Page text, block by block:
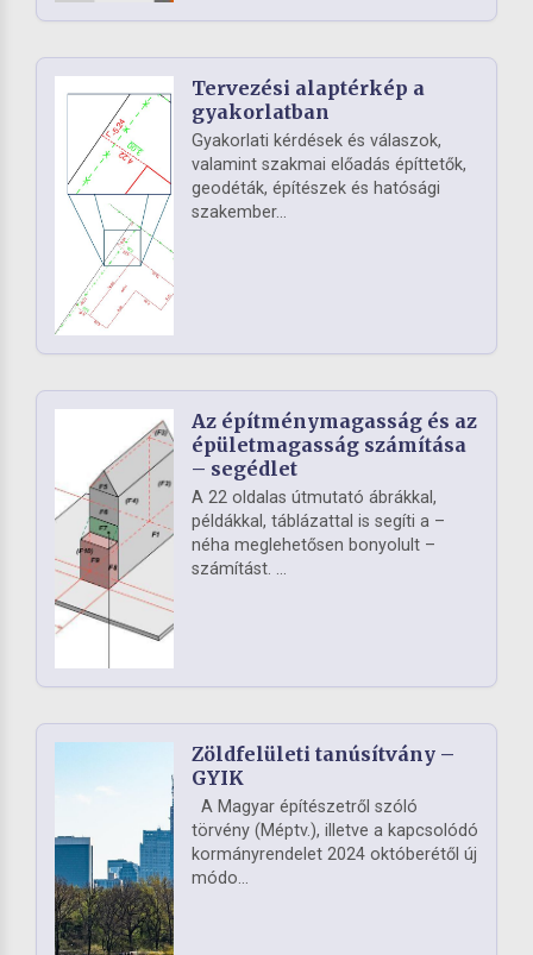
Tervezési alaptérkép a
gyakorlatban
Gyakorlati kérdések és válaszok,
valamint szakmai előadás építtetők,
geodéták, építészek és hatósági
szakember...
Az építménymagasság és az
épületmagasság számítása
– segédlet
A 22 oldalas útmutató ábrákkal,
példákkal, táblázattal is segíti a –
néha meglehetősen bonyolult –
számítást. ...
Zöldfelületi tanúsítvány –
GYIK
A Magyar építészetről szóló
törvény (Méptv.), illetve a kapcsolódó
kormányrendelet 2024 októberétől új
módo...